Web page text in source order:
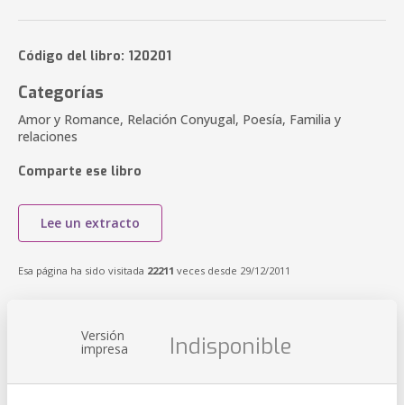
Código del libro: 120201
Categorías
Amor y Romance, Relación Conyugal, Poesía, Familia y
relaciones
Comparte ese libro
Lee un extracto
Esa página ha sido visitada 22211 veces desde 29/12/2011
Versión
impresa Indisponible